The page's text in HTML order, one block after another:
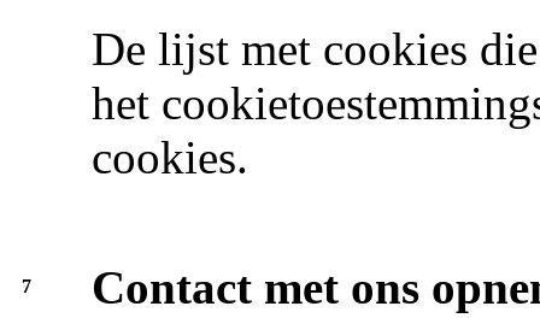
De lijst met cookies
het
cookies.
7
Contact met ons